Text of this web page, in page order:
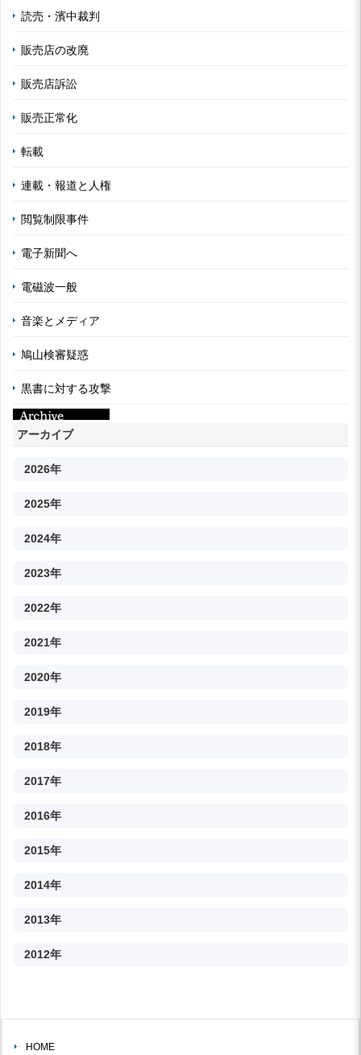
読売・濱中裁判
販売店の改廃
販売店訴訟
販売正常化
転載
連載・報道と人権
閲覧制限事件
電子新聞へ
電磁波一般
音楽とメディア
鳩山検審疑惑
黒書に対する攻撃
アーカイブ
2026年
2025年
2024年
2023年
2022年
2021年
2020年
2019年
2018年
2017年
2016年
2015年
2014年
2013年
2012年
HOME